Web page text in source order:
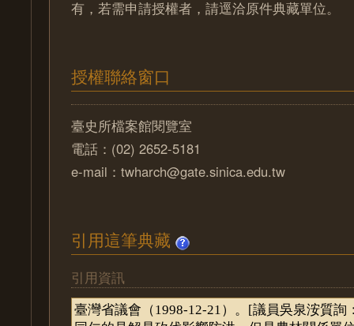
有，若需申請授權者，請逕洽原件典藏單位。
授權聯絡窗口
臺史所檔案館閱覽室
電話：(02) 2652-5181
e-mail：twharch@gate.sinica.edu.tw
引用這筆典藏
引用資訊